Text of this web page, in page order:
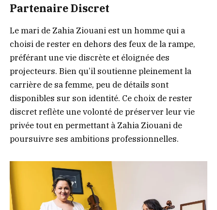
Partenaire Discret
Le mari de Zahia Ziouani est un homme qui a
choisi de rester en dehors des feux de la rampe,
préférant une vie discrète et éloignée des
projecteurs. Bien qu’il soutienne pleinement la
carrière de sa femme, peu de détails sont
disponibles sur son identité. Ce choix de rester
discret reflète une volonté de préserver leur vie
privée tout en permettant à Zahia Ziouani de
poursuivre ses ambitions professionnelles.